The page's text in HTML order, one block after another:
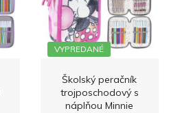
VYPREDANÉ
Školský peračník
trojposchodový s
náplňou Minnie